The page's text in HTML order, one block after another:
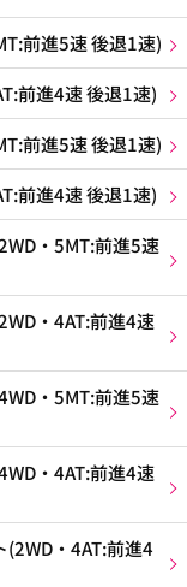
前進5速 後退1速)
前進4速 後退1速)
前進5速 後退1速)
前進4速 後退1速)
・5MT:前進5速
・4AT:前進4速
・5MT:前進5速
・4AT:前進4速
・4AT:前進4